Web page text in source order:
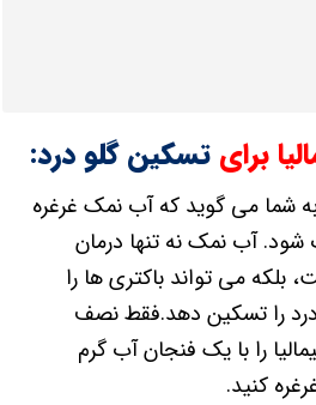
برایتسکین گلو درد:
شما می گوید که آب نمک غرغره
شود. آب نمک نه تنها درمان
بلکه می تواند باکتری ها را
را تسکین دهد.فقط نصف
را با یک فنجان آب گرم
کنید.